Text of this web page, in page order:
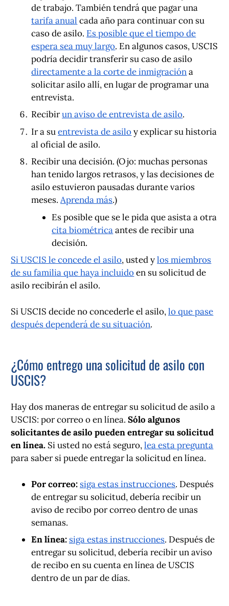
de trabajo. También tendrá que pagar una
tarifa anual cada año para continuar con su
caso de asilo. Es posible que el tiempo de
espera sea muy largo. En algunos casos, USCIS
podría decidir transferir su caso de asilo
directamente a la corte de inmigracióna
solicitar asilo allí, en lugar de programar una
entrevista.
Recibirun aviso de entrevista de asilo.
Ir a suentrevista de asiloy explicar su historia
al oficial de asilo.
Recibir una decisión. (Ojo: muchas personas
han tenido largos retrasos, y las decisiones de
asilo estuvieron pausadas durante varios
meses.Aprenda más.)
Es posible que se le pida que asista a otra
cita biométricaantes de recibir una
decisión.
Si USCIS le concede el asilo, usted ylos miembros
de su familia que haya incluidoen su solicitud de
asilo recibirán el asilo.
Si USCIS decide no concederle el asilo,lo que pase
después dependerá de su situación.
¿Cómo entrego una solicitud de asilo con
USCIS?
Hay dos maneras de entregar su solicitud de asilo a
USCIS: por correo o en línea.Sólo algunos
solicitantes de asilo pueden entregar su solicitud
en línea. Si usted no está seguro,lea esta pregunta
para saber si puede entregar la solicitud en línea.
Por correo: siga estas instrucciones. Después
de entregar su solicitud, debería recibir un
aviso de recibo por correo dentro de unas
semanas.
En línea: siga estas instrucciones. Después de
entregar su solicitud, debería recibir un aviso
de recibo en su cuenta en línea de USCIS
dentro de un par de días.